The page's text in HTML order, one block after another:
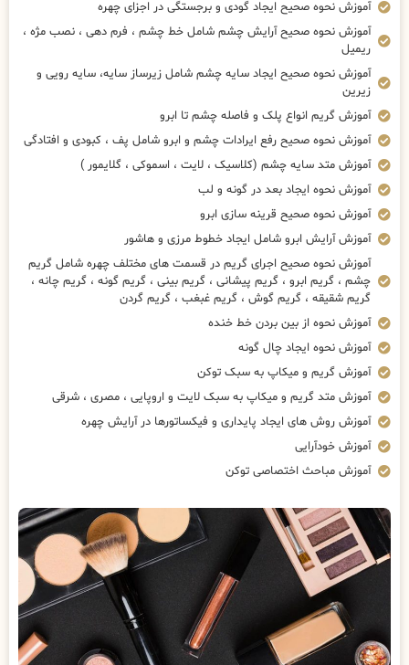
آموزش نحوه صحیح ایجاد گودی و برجستگی در اجزای چهره
آموزش نحوه صحیح آرایش چشم شامل خط چشم ، فرم دهی ، نصب مژه ،
ریمیل
آموزش نحوه صحیح ایجاد سایه چشم شامل زیرساز سایه، سایه رویی و
زیرین
آموزش گریم انواع پلک و فاصله چشم تا ابرو
آموزش نحوه صحیح رفع ایرادات چشم و ابرو شامل پف ، کبودی و افتادگی
آموزش متد سایه چشم (کلاسیک ، لایت ، اسموکی ، گلایمور )
آموزش نحوه ایجاد بعد در گونه و لب
آموزش نحوه صحیح قرینه سازی ابرو
آموزش آرایش ابرو شامل ایجاد خطوط مرزی و هاشور
آموزش نحوه صحیح اجرای گریم در قسمت های مختلف چهره شامل گریم
چشم ، گریم ابرو ، گریم پیشانی ، گریم بینی ، گریم گونه ، گریم چانه ،
گریم شقیقه ، گریم گوش ، گریم غبغب ، گریم گردن
آموزش نحوه از بین بردن خط خنده
آموزش نحوه ایجاد چال گونه
آموزش گریم و میکاپ به سبک توکن
آموزش متد گریم و میکاپ به سبک لایت و اروپایی ، مصری ، شرقی
آموزش روش های ایجاد پایداری و فیکساتورها در آرایش چهره
آموزش خودآرایی
آموزش مباحث اختصاصی توکن